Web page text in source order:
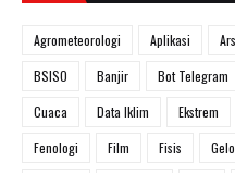
Agrometeorologi Aplikasi
BSISO
Banjir Bot Telegram
Cuaca
Data Iklim Ekstrem
Fenologi
Film Fisis